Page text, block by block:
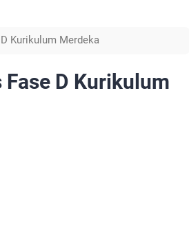
Kurikulum Merdeka
Fase D Kurikulum